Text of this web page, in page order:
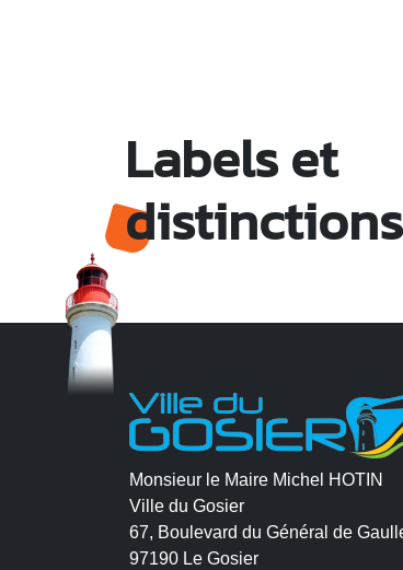
Labels et
distinctions
Monsieur le Maire Michel HOTIN
Ville du Gosier
67, Boulevard du Général de
97190 Le Gosier